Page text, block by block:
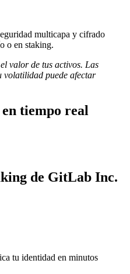
multicapa y cifrado
o en staking.
valor de tus activos. Las
volatilidad puede afectar
tiempo real
de GitLab Inc.
tu identidad en minutos